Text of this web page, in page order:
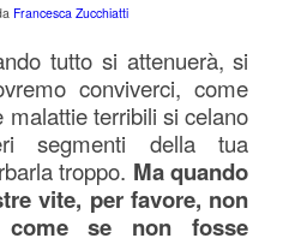
Francesca Zucchiatti
tutto si attenuerà, si
conviverci, come
malattie terribili si celano
segmenti della tua
troppo. Ma quando
vite, per favore, non
come se non fosse